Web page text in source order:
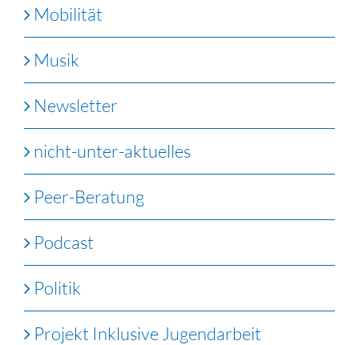
Mobilität
Musik
Newsletter
nicht-unter-aktuelles
Peer-Beratung
Podcast
Politik
Projekt Inklusive Jugendarbeit